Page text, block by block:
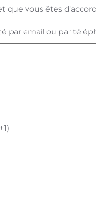
ou par téléphone pour